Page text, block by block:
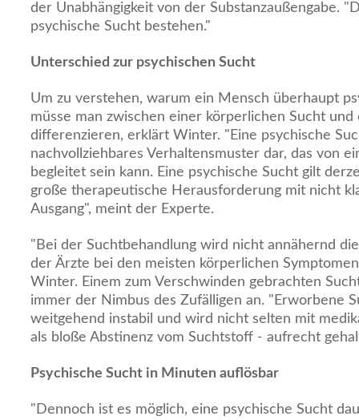
der Unabhängigkeit von der Substanzaußengabe.
psychische Sucht bestehen."
Unterschied zur psychischen Sucht
Um zu verstehen, warum ein Mensch überhaupt
müsse man zwischen einer körperlichen Sucht
differenzieren, erklärt Winter. "Eine psychische
nachvollziehbares Verhaltensmuster dar, das von
begleitet sein kann. Eine psychische Sucht gilt
große therapeutische Herausforderung mit nicht
Ausgang", meint der Experte.
"Bei der Suchtbehandlung wird nicht annähernd
der Ärzte bei den meisten körperlichen
Winter. Einem zum Verschwinden gebrachten
immer der Nimbus des Zufälligen an. "Erworbene
weitgehend instabil und wird nicht selten mit
als bloße Abstinenz vom Suchtstoff - aufrecht
Psychische Sucht in Minuten auflösbar
"Dennoch ist es möglich, eine psychische Sucht